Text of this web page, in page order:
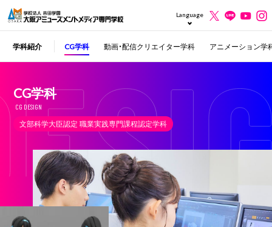
Language
学科紹介
学科【2年制】 CG学科 動画・配信クリエイター学科 アニメーション学
CG学科
CG DESIGN
文部科学大臣認定 職業実践専門課程認定学科